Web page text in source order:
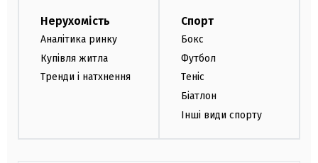
Нерухомість
Аналітика ринку
Купівля житла
Тренди і натхнення
Спорт
Бокс
Футбол
Теніс
Біатлон
Інші види спорту